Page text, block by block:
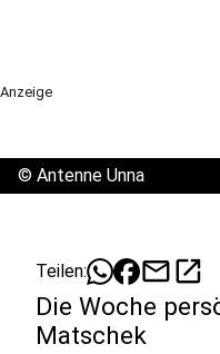
Anzeige
© Antenne Unna
Teilen: mailopen_in_new
Die Woche
Matschek